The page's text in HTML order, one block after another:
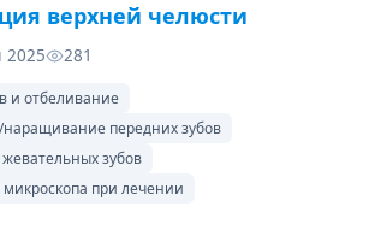
верхней челюсти
2025 281
и отбеливание
наращивание передних зубов
зубов
при лечении